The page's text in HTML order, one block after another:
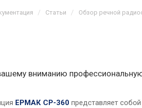
/ Статьи / Обзор речной
вниманию
ЕРМАК CP-360 представляет